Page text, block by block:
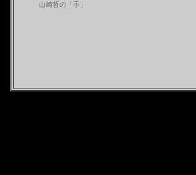
山崎哲の「手」